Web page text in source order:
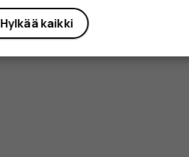
Hylkää kaikki